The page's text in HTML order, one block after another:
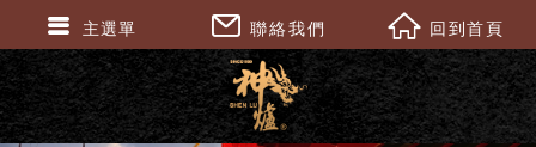
主選單 聯絡我們 回到首頁